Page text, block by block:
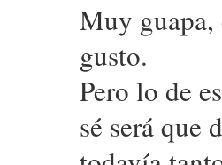
Muy guapa,
gusto.
Pero lo de
sé será que